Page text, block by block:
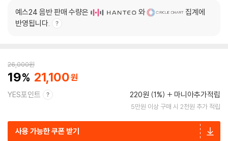
예스24 음반 판매 수량은 와
집계에
반영됩니다.
26,000원
19 21,100
YES포인트 220원 (1%) 마니아추가적립
5만원 이상 구매 시 2천원 추가 적립
사용 가능한 쿠폰 받기